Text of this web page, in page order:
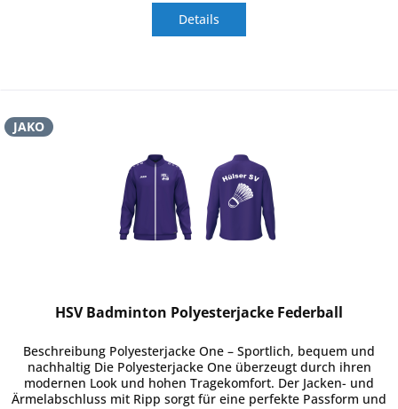
Details
JAKO
HSV Badminton Polyesterjacke Federball
Beschreibung Polyesterjacke One – Sportlich, bequem und
nachhaltig Die Polyesterjacke One überzeugt durch ihren
modernen Look und hohen Tragekomfort. Der Jacken- und
Ärmelabschluss mit Ripp sorgt für eine perfekte Passform und